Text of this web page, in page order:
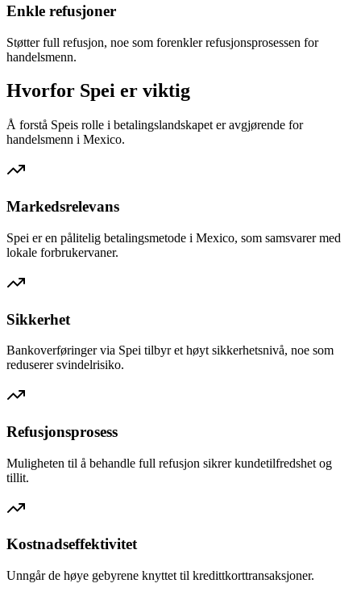
Enkle refusjoner
Støtter full refusjon, noe som forenkler refusjonsprosessen for
handelsmenn.
Hvorfor Spei er viktig
Å forstå Speis rolle i betalingslandskapet er avgjørende for
handelsmenn i Mexico.
Markedsrelevans
Spei er en pålitelig betalingsmetode i Mexico, som samsvarer med
lokale forbrukervaner.
Sikkerhet
Bankoverføringer via Spei tilbyr et høyt sikkerhetsnivå, noe som
reduserer svindelrisiko.
Refusjonsprosess
Muligheten til å behandle full refusjon sikrer kundetilfredshet og
tillit.
Kostnadseffektivitet
Unngår de høye gebyrene knyttet til kredittkorttransaksjoner.